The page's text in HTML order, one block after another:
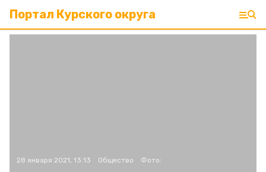
Портал Курского округа
28 января 2021, 13:13 Общество Фото: